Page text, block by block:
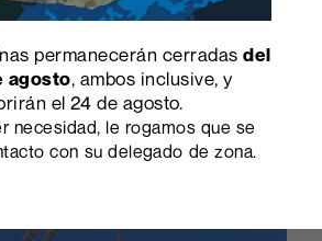
noticias
permanecerán cerradas del
agosto, ambos inclusive, y
el 24 de agosto.
necesidad, le rogamos que se
con su delegado de zona.